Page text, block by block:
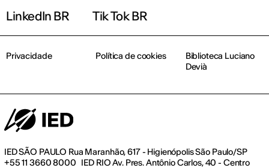
LinkedIn BR
Tik Tok BR
IED SÃO PAULO Rua Maranhão, 617 - Higienópolis São Paulo/SP
+55 11 3660 8000 IED RIO Av. Pres. Antônio Carlos, 40 - Centro
Privacidade Política de cookies
Biblioteca Luciano
Devià